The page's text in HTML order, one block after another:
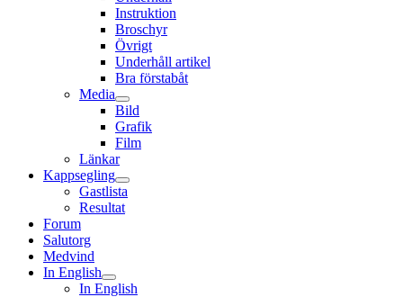
Instruktion
Broschyr
Övrigt
Underhåll artikel
Bra förstabåt
Media
Bild
Grafik
Film
Länkar
Kappsegling
Gastlista
Resultat
Forum
Salutorg
Medvind
In English
In English